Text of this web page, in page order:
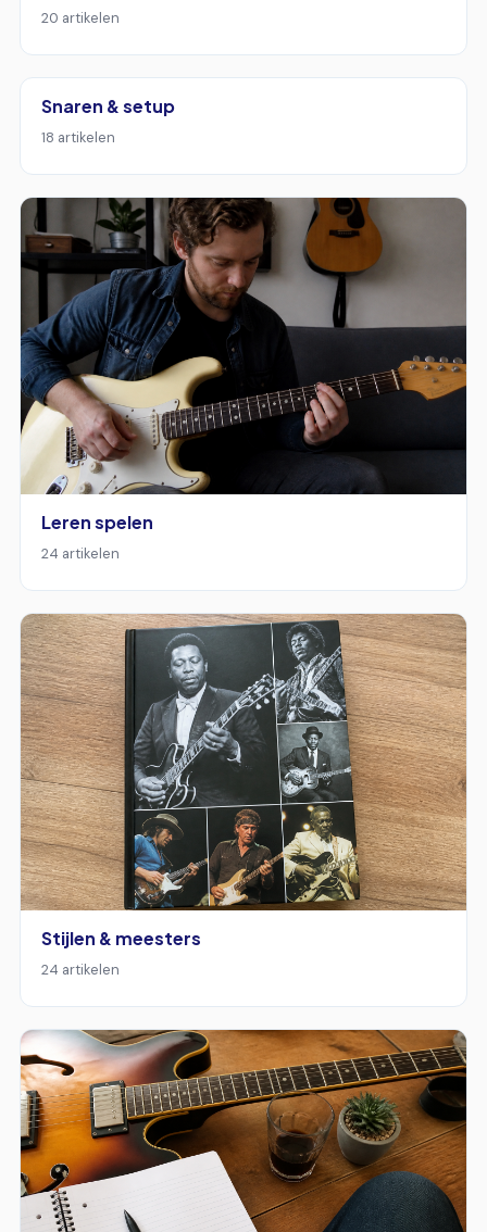
20 artikelen
Snaren & setup
18 artikelen
Leren spelen
24 artikelen
Stijlen & meesters
24 artikelen